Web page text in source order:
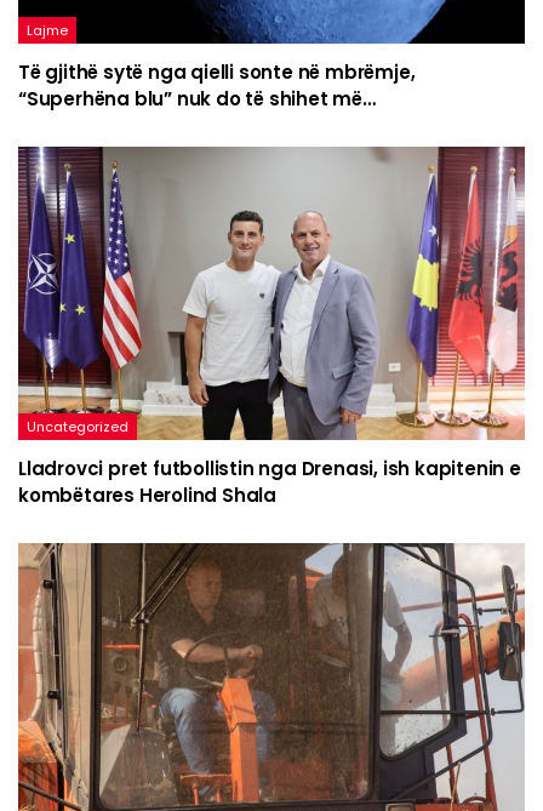
Lajme
Të gjithë sytë nga qielli sonte në mbrëmje,
“Superhëna blu” nuk do të shihet më…
Uncategorized
Lladrovci pret futbollistin nga Drenasi, ish kapitenin e
kombëtares Herolind Shala